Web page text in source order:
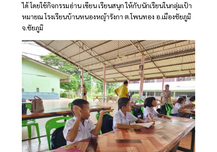
ได้ โดยใช้กิจกรรมอ่าน เขียน เรียนสนุก ให้กับนักเรียนในกลุ่มเป้า
หมายณ โรงเรียนบ้านหนองหญ้ารังกา ต.โพนทอง อ.เมืองชัยภูมิ
จ.ชัยภูมิ